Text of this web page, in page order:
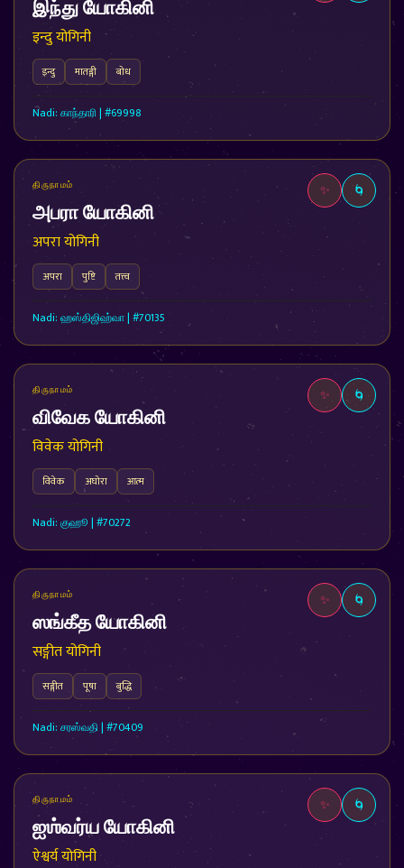
இந்து யோகினி
इन्दु योगिनी
इन्दु मातङ्गी बोध
Nadi: காந்தாரி | #69998
✨ 🌀
திருநாமம்
அபரா யோகினி
अपरा योगिनी
अपरा पुष्टि तत्त्व
Nadi: ஹஸ்திஜிஹ்வா | #70135
✨ 🌀
திருநாமம்
விவேக யோகினி
विवेक योगिनी
विवेक अघोरा आत्म
Nadi: குஹூ | #70272
✨ 🌀
திருநாமம்
ஸங்கீத யோகினி
सङ्गीत योगिनी
सङ्गीत पूषा बुद्धि
Nadi: சரஸ்வதி | #70409
✨ 🌀
திருநாமம்
ஐஶ்வர்ய யோகினி
ऐश्वर्य योगिनी